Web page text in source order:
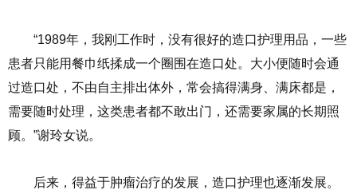
“1989年，我刚工作时，没有很好的造口护理用品，一些
患者只能用餐巾纸揉成一个圈围在造口处。大小便随时会通
过造口处，不由自主排出体外，常会搞得满身、满床都是，
需要随时处理，这类患者都不敢出门，还需要家属的长期照
顾。”谢玲女说。
后来，得益于肿瘤治疗的发展，造口护理也逐渐发展。